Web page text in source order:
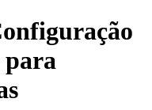
para